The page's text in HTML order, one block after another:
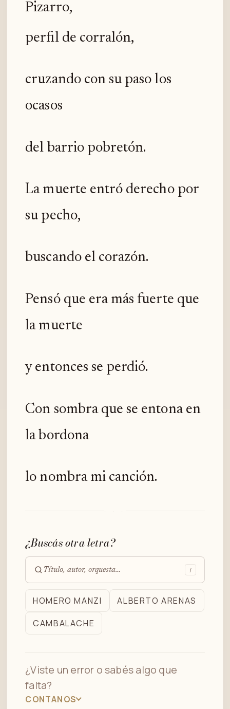
Pizarro,
perfil de corralón,
cruzando con su paso los
ocasos
del barrio pobretón.
La muerte entró derecho por
su pecho,
buscando el corazón.
Pensó que era más fuerte que
la muerte
y entonces se perdió.
Con sombra que se entona en
la bordona
lo nombra mi canción.
· · ·
¿Buscás otra letra?
Buscar
en
archivo
/
HOMERO MANZI
ALBERTO ARENAS
CAMBALACHE
¿Viste un error o sabés algo que
falta?
CONTANOS